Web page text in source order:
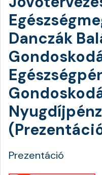
Danczák
Prezentáció